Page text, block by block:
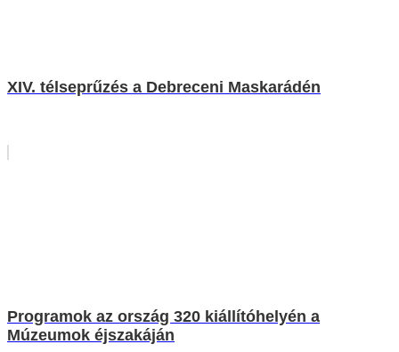
XIV. télseprűzés a Debreceni Maskarádén
Programok az ország 320 kiállítóhelyén a
Múzeumok éjszakáján